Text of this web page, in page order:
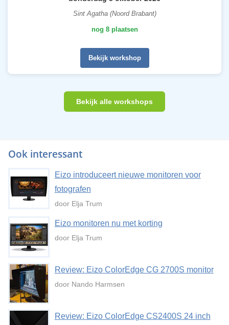
Sint Agatha (Noord Brabant)
nog 8 plaatsen
Bekijk workshop
Bekijk alle workshops
Ook interessant
Eizo introduceert nieuwe monitoren voor
fotografen
door Elja Trum
Eizo monitoren nu met korting
door Elja Trum
Review: Eizo ColorEdge CG 2700S monitor
door Nando Harmsen
Review: Eizo ColorEdge CS2400S 24 inch